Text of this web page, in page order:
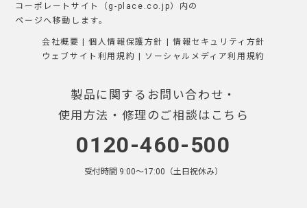
コーポレートサイト（g-place.co.jp）内の
ページへ移動します。
会社概要 |個人情報保護方針 | 情報セキュリティ方針
ウェブサイト利用規約 | ソーシャルメディア利用規約
製品に関するお問い合わせ・
使用方法・修理のご相談はこちら
0120-460-500
受付時間 9:00〜17:00（土日祝休み）